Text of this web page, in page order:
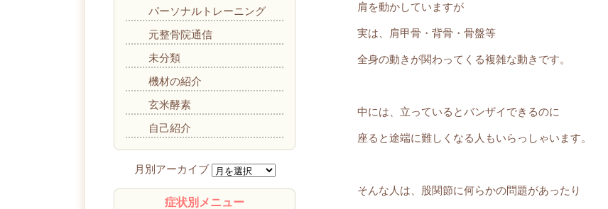
肩を動かしていますが
実は、 肩甲骨・背骨・骨盤等
全身の動きが関わってくる複雑な動きです。
中には、立っているとバンザイできるのに
座ると途端に難しくなる人もいらっしゃいます。
そんな人は、股関節に何らかの問題があったり
パーソナルトレーニング
元整骨院通信
未分類
機材の紹介
玄米酵素
自己紹介
症状別メニュー